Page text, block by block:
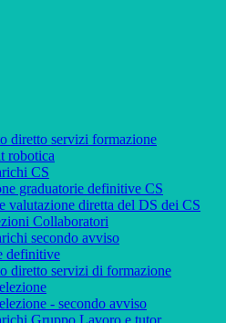
diretto servizi formazione
robotica
CS
graduatorie definitive CS
valutazione diretta del DS dei CS
Collaboratori
secondo avviso
definitive
diretto servizi di formazione
- secondo avviso